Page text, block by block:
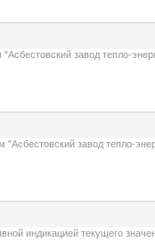
завод тепло-
завод тепло-
индикацией текущего